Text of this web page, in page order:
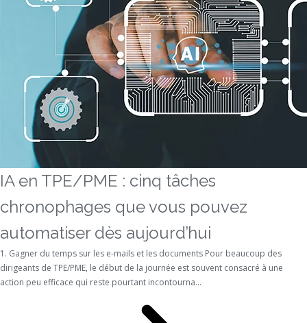
IA en TPE/PME : cinq tâches
chronophages que vous pouvez
automatiser dès aujourd’hui
1. Gagner du temps sur les e-mails et les documents Pour beaucoup des
dirigeants de TPE/PME, le début de la journée est souvent consacré à une
action peu efficace qui reste pourtant incontourna...